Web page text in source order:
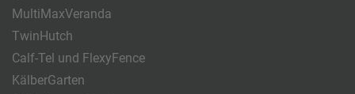
MultiMaxVeranda
TwinHutch
Calf-Tel und FlexyFence
KälberGarten